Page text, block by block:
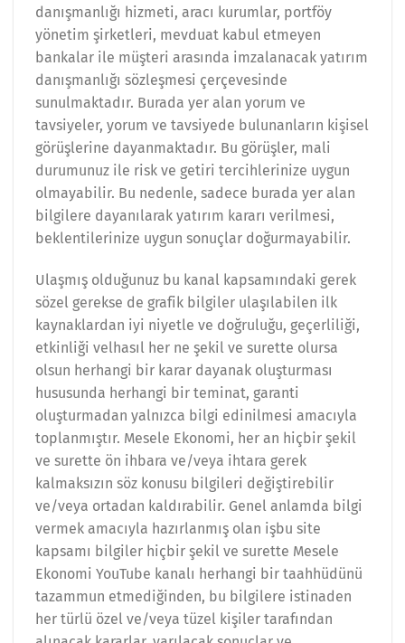
danışmanlığı hizmeti, aracı kurumlar, portföy
yönetim şirketleri, mevduat kabul etmeyen
bankalar ile müşteri arasında imzalanacak yatırım
danışmanlığı sözleşmesi çerçevesinde
sunulmaktadır. Burada yer alan yorum ve
tavsiyeler, yorum ve tavsiyede bulunanların kişisel
görüşlerine dayanmaktadır. Bu görüşler, mali
durumunuz ile risk ve getiri tercihlerinize uygun
olmayabilir. Bu nedenle, sadece burada yer alan
bilgilere dayanılarak yatırım kararı verilmesi,
beklentilerinize uygun sonuçlar doğurmayabilir.
Ulaşmış olduğunuz bu kanal kapsamındaki gerek
sözel gerekse de grafik bilgiler ulaşılabilen ilk
kaynaklardan iyi niyetle ve doğruluğu, geçerliliği,
etkinliği velhasıl her ne şekil ve surette olursa
olsun herhangi bir karar dayanak oluşturması
hususunda herhangi bir teminat, garanti
oluşturmadan yalnızca bilgi edinilmesi amacıyla
toplanmıştır. Mesele Ekonomi, her an hiçbir şekil
ve surette ön ihbara ve/veya ihtara gerek
kalmaksızın söz konusu bilgileri değiştirebilir
ve/veya ortadan kaldırabilir. Genel anlamda bilgi
vermek amacıyla hazırlanmış olan işbu site
kapsamı bilgiler hiçbir şekil ve surette Mesele
Ekonomi YouTube kanalı herhangi bir taahhüdünü
tazammun etmediğinden, bu bilgilere istinaden
her türlü özel ve/veya tüzel kişiler tarafından